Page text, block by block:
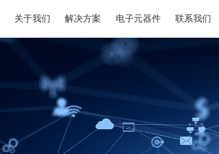
关于我们 解决方案 电子元器件 联系我们